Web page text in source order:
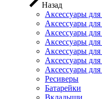
Назад
Аксессуары
Аксессуары
Аксессуары
Аксессуары
Аксессуары
Аксессуары
Аксессуары
Ресиверы
Батарейки